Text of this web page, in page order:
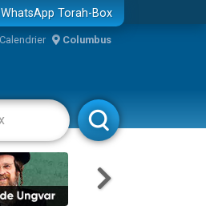
WhatsApp Torah-Box
Columbus